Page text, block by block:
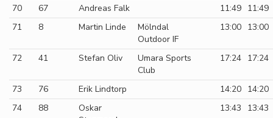
70 67 Andreas Falk 11:49 11:49
71
8 Martin Linde
Mölndal
Outdoor IF
13:00 13:00
72 41 Stefan Oliv
Umara Sports
Club
17:24 17:24
73 76 Erik Lindtorp 14:20 14:20
74
88
Oskar
13:43 13:43